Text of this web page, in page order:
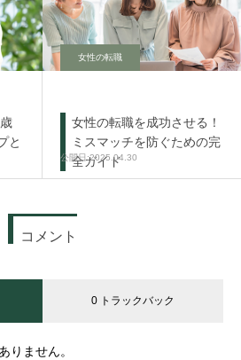
と
女性の転職
女性の転職を成功させる！
ミスマッチを防ぐための完
全ガイド
2025.04.30
コメント
0 トラックバック
りません。